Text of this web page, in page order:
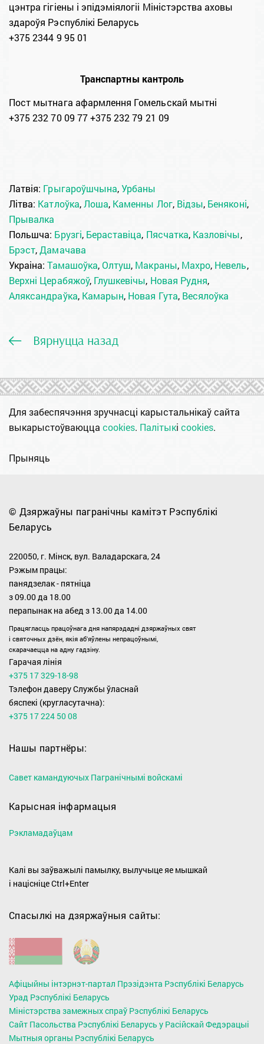
+375 2344 9 95 01
цэнтра гігіены і эпідэміялогіі Міністэрства аховы
здароўя Рэспублікі Беларусь
Транспартны кантроль
+375 232 70 09 77 +375 232 79 21 09
Пост мытнага афармлення Гомельскай мытні
Латвія: Грыгароўшчына,Урбаны
Літва: Катлоўка,Лоша, Каменны Лог, Відзы, Беняконі,
Прывалка
Польшча: Брузгі, Бераставіца, Пясчатка, Казловічы,
Брэст,Дамачава
Украіна:Тамашоўка,Олтуш, Макраны, Махро, Невель,
Верхні Церабяжоў, Глушкевічы, Новая Рудня,
Аляксандраўка, Камарын, Новая Гута, Весялоўка
Вярнуцца назад
Для забеспячэння зручнасці карыстальнікаў сайта
выкарыстоўваюцца cookies. Палітыкі cookies.
Прыняць
© Дзяржаўны пагранічны камітэт Рэспублікі
Беларусь
220050, г. Мінск, вул. Валадарскага, 24
Рэжым працы:
панядзелак - пятніца
з 09.00 дa 18.00
перапынак на абед з 13.00 да 14.00
Працягласць працоўнага дня напярэдадні дзяржаўных свят
i святочных дзён, якiя аб'яўлены непрацоўнымі,
скарачаецца на адну гадзіну.
Гарачая лінія
+375 17 329-18-98
Тэлефон даверу Службы ўласнай
бяспекі (кругласутачна):
+375 17 224 50 08
Нашы партнёры:
Савет камандуючых Пагранічнымі войскамі
Карысная інфармацыя
Рэкламадаўцам
Калі вы заўважылі памылку, вылучыце яе мышкай
і націсніце Ctrl+Enter
Спасылкі на дзяржаўныя сайты:
Афіцыйны інтэрнэт-партал Прэзідэнта Рэспублікі Беларусь
Урад Рэспублікі Беларусь
Міністэрства замежных спраў Рэспублікі Беларусь
Сайт Пасольства Рэспублікі Беларусь у Расійскай Федэрацыі
Мытныя органы Рэспублiкi Беларусь